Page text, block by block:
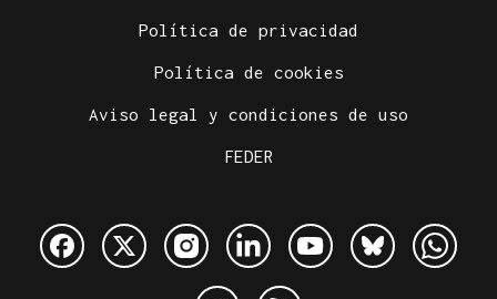
Política de privacidad
Política de cookies
Aviso legal y condiciones de uso
FEDER